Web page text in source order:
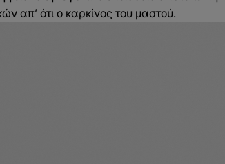
απ’ ότι ο καρκίνος του μαστού.